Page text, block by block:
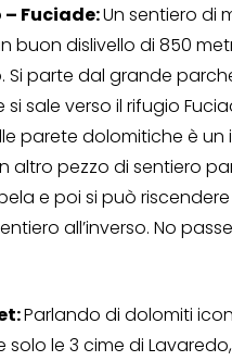
Fuciade:Un sentiero di
buon dislivello di 850
Si parte dal grande
si sale verso il rifugio
parete dolomitiche è un
altro pezzo di sentiero
e poi si può riscendere
all’inverso. No
Parlando di dolomiti
le 3 cime di